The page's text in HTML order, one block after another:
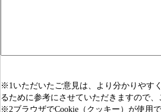
※1いただいたご意見は、より分かりやす
るために参考にさせていただきますので、
※2ブラウザでCookie（クッキー）が使用